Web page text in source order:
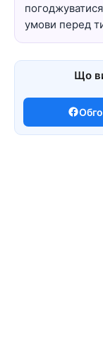
умови перед
Що